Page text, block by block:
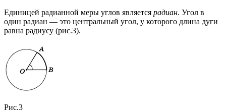
Единицей радианной меры углов является радиан. Угол в
один радиан — это центральный угол, у которого длина дуги
равна радиусу (рис.3).
Рис.3